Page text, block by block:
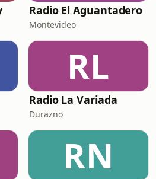
Radio El Aguantadero
Montevideo
RL
Radio La Variada
Durazno
RN